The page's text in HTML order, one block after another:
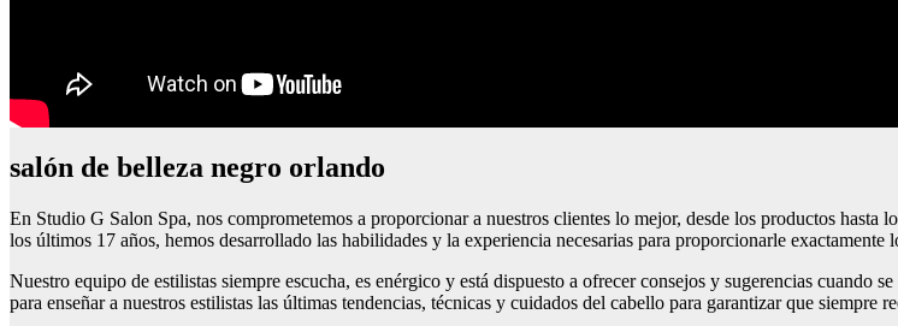
salón de belleza negro orlando
En Studio G Salon Spa, nos comprometemos a proporcionar a nuestros clientes lo mejor, desde los productos
los últimos 17 años, hemos desarrollado las habilidades y la experiencia necesarias para proporcionarle exactamente
Nuestro equipo de estilistas siempre escucha, es enérgico y está dispuesto a ofrecer consejos y sugerencias cuando
para enseñar a nuestros estilistas las últimas tendencias, técnicas y cuidados del cabello para garantizar que siempre